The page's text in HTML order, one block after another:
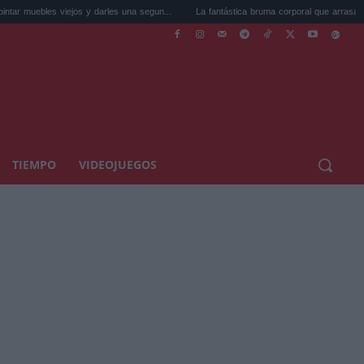
darles una segun... La fantástica bruma corporal que arrasa en Primor ...
TIEMPO VIDEOJUEGOS